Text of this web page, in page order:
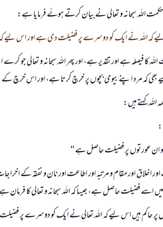
اللہ سبحانہ و تعالى نے بيان كرتے ہوئے فرمايا ہے:
كہ اللہ نے ايك كو دوسرے پر فضيلت دى ہے اور اس ليے
اللہ كا فيصلہ ہے اور تقدير ہے، اور پھر اللہ سبحانہ و تعالى جو
بھى كہ مرد اپنے بيوى بچوں پر خرچ كرتا ہے، اور اس خرچ كے
اللہ كہتے ہيں:
ان عورتوں پر فضيلت حاصل ہے "
اخلاق اور مقام و مرتبہ اور اطاعت اور نان و نفقہ كے
اسے فضيلت حاصل ہے، جيسا كہ اللہ سبحانہ و تعالى كا فرمان
پر حاكم ہيں اس ليے كہ اللہ تعالى نے ايك كو دوسرے پر